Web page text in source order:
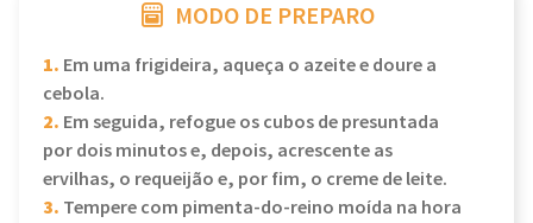
MODO DE PREPARO
1. Em uma frigideira, aqueça o azeite e doure a
cebola.
2. Em seguida, refogue os cubos de presuntada
por dois minutos e, depois, acrescente as
ervilhas, o requeijão e, por fim, o creme de leite.
3. Tempere com pimenta-do-reino moída na hora